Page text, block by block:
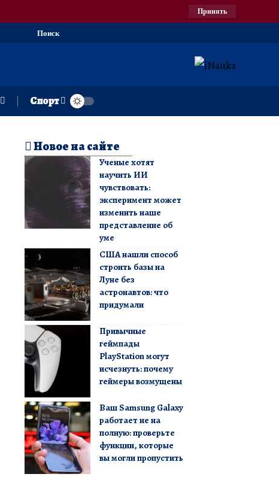
Принять
Поиск
Спорт
Новое на сайте
Ученые хотят
научить ИИ
чувствовать:
эксперимент может
изменить наше
представление об
уме
США нашли способ
строить базы на
Луне без
астронавтов: что
придумали
Привычные
геймпады
PlayStation могут
исчезнуть: почему
геймеры возмущены
Ваш Samsung Galaxy
работает не на
полную: проверьте
функции, которые
вы могли пропустить